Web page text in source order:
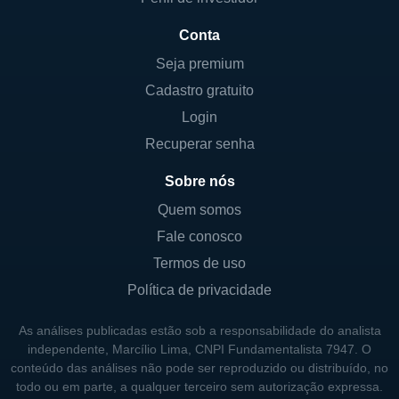
por soluções digitais. Com o avanço da
tecnologia e a necessidade das empresas de
se adaptarem rapidamente, a Mastech
estratégico para aqueles que buscam evoluir
crescimento constante, investindo em
pesquisa e desenvolvimento para expandir
suas ofertas, assim como na aquisição de
novas tecnologias e talentos que contribuam
para sua capacidade de entrega. Com um
Digital está bem posicionada para capturar
oportunidades que surgem à medida que
mais organizações fazem a transição para o
Conta
Seja premium
Cadastro gratuito
Login
Recuperar senha
Sobre nós
Quem somos
Fale conosco
Termos de uso
Política de privacidade
As análises publicadas estão sob a responsabilidade do analista
independente, Marcílio Lima, CNPI Fundamentalista 7947. O
conteúdo das análises não pode ser reproduzido ou distribuído, no
todo ou em parte, a qualquer terceiro sem autorização expressa.